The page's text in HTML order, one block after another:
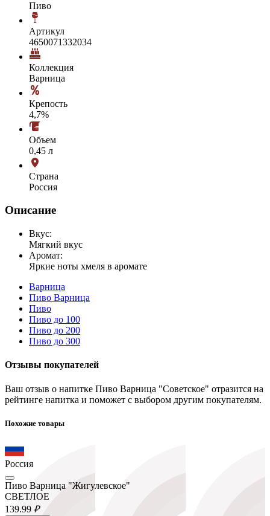
Пиво
Артикул
4650071332034
Коллекция
Варница
Крепость
4,7%
Объем
0,45 л
Страна
Россия
Описание
Вкус:
Мягкий вкус
Аромат:
Яркие ноты хмеля в аромате
Варница
Пиво Варница
Пиво
Пиво до 100
Пиво до 200
Пиво до 300
Отзывы покупателей
Ваш отзыв о напитке Пиво Варница "Советское" отразится на
рейтинге напитка и поможет с выбором другим покупателям.
Похожие товары
Россия
Пиво Варница "Жигулевское"
СВЕТЛОЕ
139.99 ₽